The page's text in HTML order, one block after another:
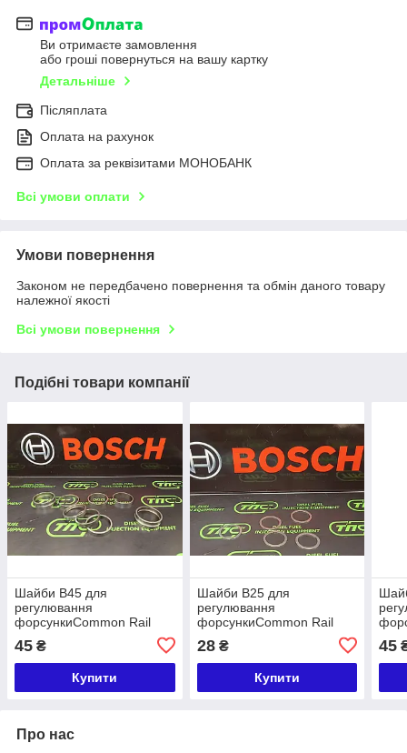
Ви отримаєте замовлення
або гроші повернуться на вашу картку
Детальніше
Післяплата
Оплата на рахунок
Оплата за реквізитами МОНОБАНК
Всі умови оплати
Умови повернення
Законом не передбачено повернення та обмін даного товару
належної якості
Всі умови повернення
Подібні товари компанії
Шайби B45 для
регулювання
форсункиCommon Rail
45 ₴
Купити
Шайби B25 для
регулювання
форсункиCommon Rail
28₴
Купити
45
Про нас